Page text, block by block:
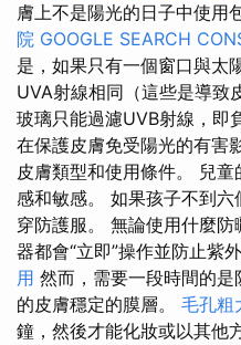
膚上不是陽光的日子中使用
院 GOOGLE SEARCH
是，如果只有一個窗口與太
UVA射線相同（這些是導致
玻璃只能過濾UVB射線，即
在保護皮膚免受陽光的有害
皮膚類型和使用條件。 兒
感和敏感。 如果孩子不到
穿防護服。 無論使用什麼
器都會“立即”操作並防止紫
用 然而，需要一段時間的是
的皮膚穩定的膜層。 毛孔粗
鐘，然後才能化妝或以其他